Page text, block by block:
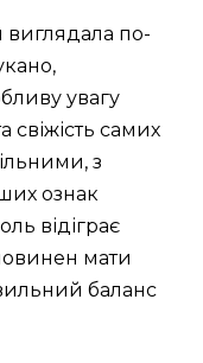
по-
увагу
свіжість самих
з
ознак
відіграє
мати
баланс